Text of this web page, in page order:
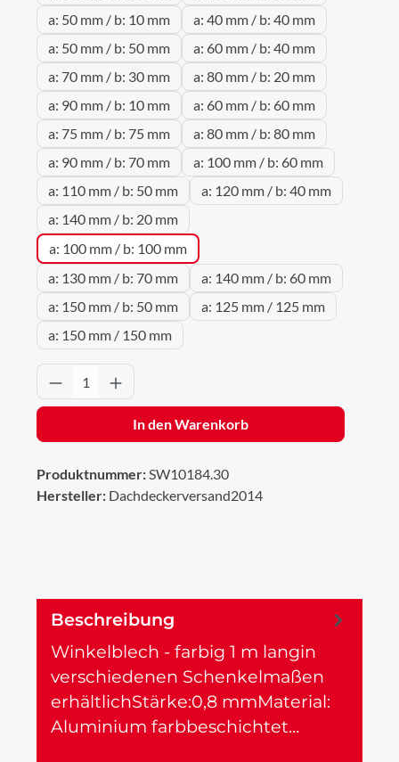
a: 50 mm / b: 10 mm
a: 40 mm / b: 40 mm
a: 50 mm / b: 50 mm
a: 60 mm / b: 40 mm
a: 70 mm / b: 30 mm
a: 80 mm / b: 20 mm
a: 90 mm / b: 10 mm
a: 60 mm / b: 60 mm
a: 75 mm / b: 75 mm
a: 80 mm / b: 80 mm
a: 90 mm / b: 70 mm
a: 100 mm / b: 60 mm
a: 110 mm / b: 50 mm
a: 120 mm / b: 40 mm
a: 140 mm / b: 20 mm
a: 100 mm / b: 100 mm
a: 130 mm / b: 70 mm
a: 140 mm / b: 60 mm
a: 150 mm / b: 50 mm
a: 125 mm / 125 mm
a: 150 mm / 150 mm
Produkt Anzahl: Gib den gewünschten
In den Warenkorb
Produktnummer:SW10184.30
Hersteller: Dachdeckerversand2014
Beschreibung
Winkelblech - farbig 1 m langin
verschiedenen Schenkelmaßen
erhältlichStärke:0,8 mmMaterial:
Aluminium farbbeschichtet…